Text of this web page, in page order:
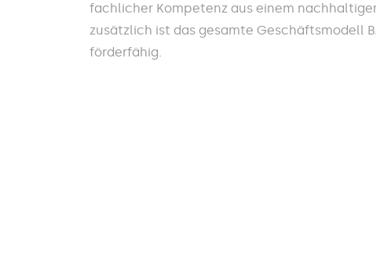
fachlicher Kompetenz aus einem
zusätzlich ist das gesamte Geschäftsmodell
förderfähig.